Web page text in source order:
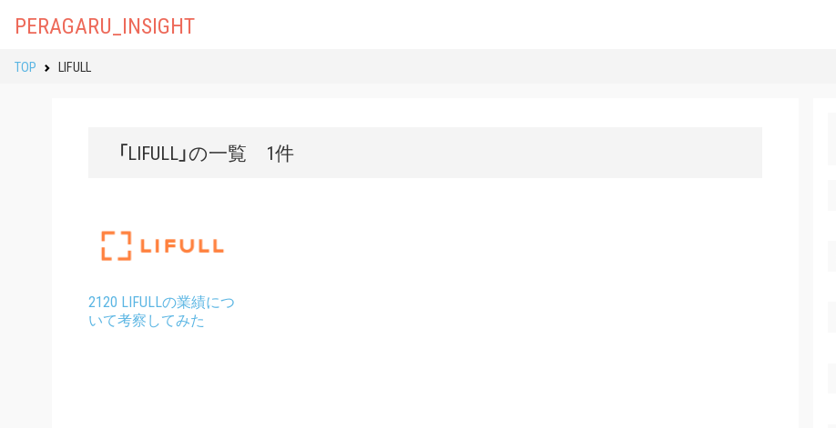
PERAGARU_INSIGHT
TOP LIFULL
「LIFULL」の一覧 1件
2120 LIFULLの業績につ
いて考察してみた